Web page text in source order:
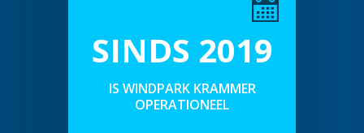
SINDS 2019
IS WINDPARK KRAMMER
OPERATIONEEL